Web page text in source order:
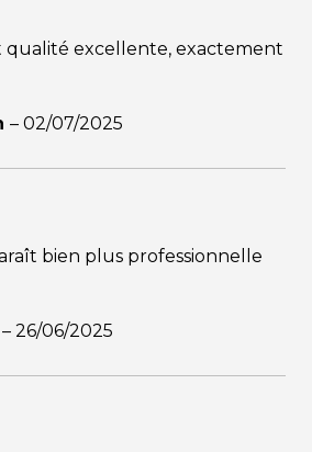
qualité excellente, exactement
– 02/07/2025
bien plus professionnelle
– 26/06/2025